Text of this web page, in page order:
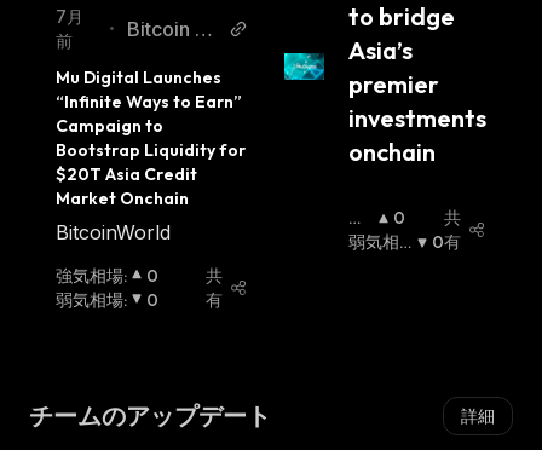
7月
前
•
Bitcoin W
Mu Digital Launches
“Infinite Ways to Earn”
Campaign to
Bootstrap Liquidity for
$20T Asia Credit
Market Onchain
BitcoinWorld
強気相場:
0
弱気相場: 0
共
有
to bridge
Asia’s
premier
investments
onchain
強
気
0
弱気相
0
共
有
チームのアップデート 詳細